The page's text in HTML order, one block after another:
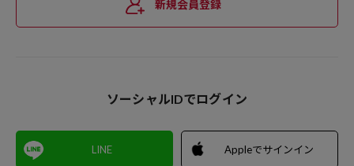
新規会員登録
ソーシャルIDでログイン
LINE Appleでサインイン